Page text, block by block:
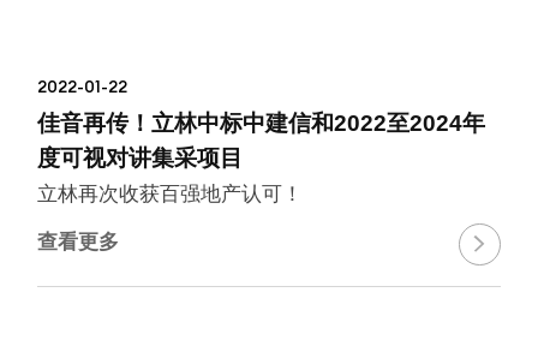
2022-01-22
佳音再传！立林中标中建信和2022至2024年
度可视对讲集采项目
立林再次收获百强地产认可！
查看更多 